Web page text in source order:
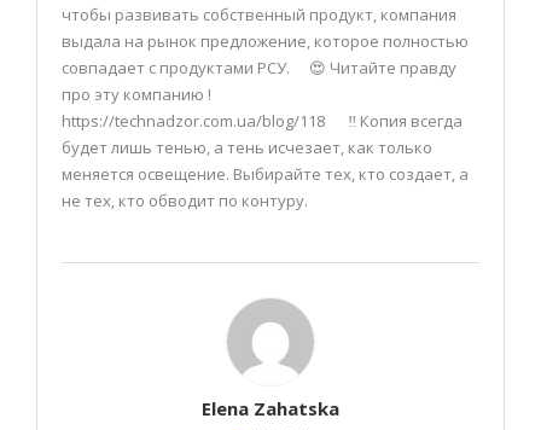
чтобы развивать собственный продукт, компания
выдала на рынок предложение, которое полностью
совпадает с продуктами РСУ. 😍 Читайте правду
про эту компанию !
https://technadzor.com.ua/blog/118 ‼️ Копия всегда
будет лишь тенью, а тень исчезает, как только
меняется освещение. Выбирайте тех, кто создает, а
не тех, кто обводит по контуру.
Elena Zahatska